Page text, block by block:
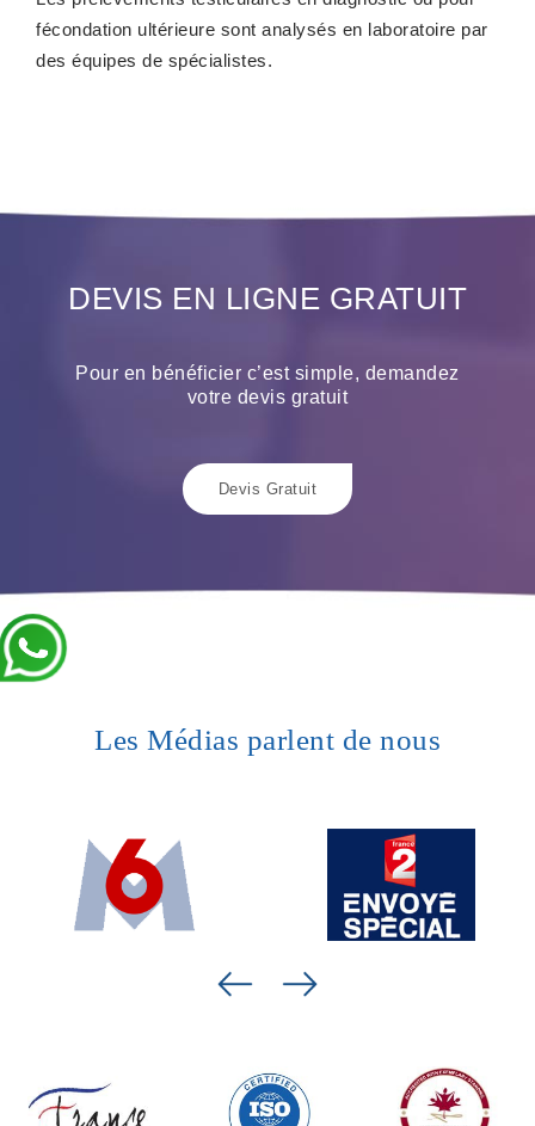
fécondation ultérieure sont analysés en laboratoire par
des équipes de spécialistes.
DEVIS EN LIGNE GRATUIT
Pour en bénéficier c’est simple, demandez
votre devis gratuit
Devis Gratuit
Les Médias parlent de nous